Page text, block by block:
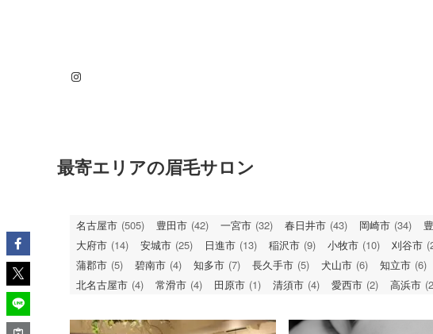
Instagram
最寄エリアの眉毛サロン
名古屋市 (505) 豊田市 (42) 一宮市 (32) 春日井市 (43) 岡崎市 (34)
大府市 (14) 安城市 (25) 日進市 (13) 稲沢市 (9) 小牧市 (10) 刈谷市
蒲郡市 (5) 碧南市 (4) 知多市 (7) 長久手市 (5) 犬山市 (6) 知立市 (6)
北名古屋市 (4) 常滑市 (4) 田原市 (1) 清須市 (4) 愛西市 (2) 高浜市